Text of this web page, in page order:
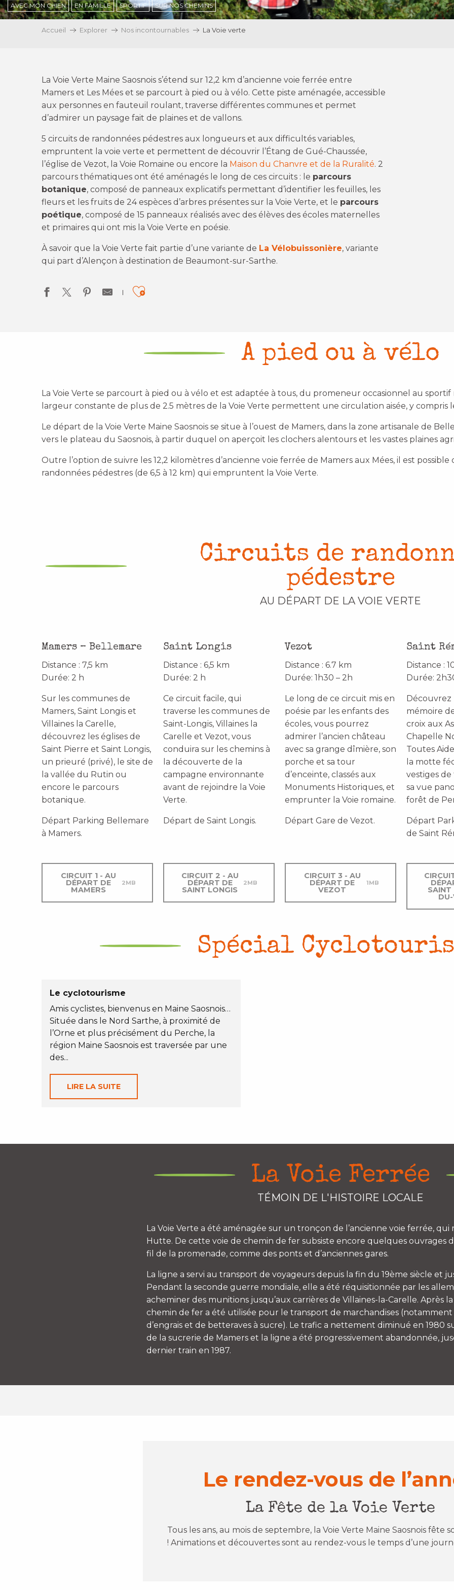
AVEC MON CHIEN EN FAMILLE SPORTIF SUR NOS CHEMINS
Accueil Explorer Nos incontournables La Voie verte
La Voie Verte Maine Saosnois s’étend sur 12,2 km d’ancienne voie ferrée entre
Mamers et Les Mées et se parcourt à pied ou à vélo. Cette piste aménagée, accessible
aux personnes en fauteuil roulant, traverse différentes communes et permet
d’admirer un paysage fait de plaines et de vallons.
5 circuits de randonnées pédestres aux longueurs et aux difficultés variables,
empruntent la voie verte et permettent de découvrir l’Étang de Gué-Chaussée,
l’église de Vezot, la Voie Romaine ou encore la Maison du Chanvre et de la Ruralité. 2
parcours thématiques ont été aménagés le long de ces circuits : le parcours
botanique, composé de panneaux explicatifs permettant d’identifier les feuilles, les
fleurs et les fruits de 24 espèces d’arbres présentes sur la Voie Verte, et le parcours
poétique, composé de 15 panneaux réalisés avec des élèves des écoles maternelles
et primaires qui ont mis la Voie Verte en poésie.
À savoir que la Voie Verte fait partie d’une variante de La Vélobuissonière, variante
qui part d’Alençon à destination de Beaumont-sur-Sarthe.
Ajouter aux favoris
A pied ou à vélo
La Voie Verte se parcourt à pied ou à vélo et est adaptée à tous, du promeneur occasionnel au
largeur constante de plus de 2.5 mètres de la Voie Verte permettent une circulation aisée, y compris
Le départ de la Voie Verte Maine Saosnois se situe à l’ouest de Mamers, dans la zone artisanale de
vers le plateau du Saosnois, à partir duquel on aperçoit les clochers alentours et les vastes plaines
Outre l’option de suivre les 12,2 kilomètres d’ancienne voie ferrée de Mamers aux Mées, il est
randonnées pédestres (de 6,5 à 12 km) qui empruntent la Voie Verte.
Circuits de
pédestre
AU DÉPART DE LA VOIE VERTE
Mamers – Bellemare
Distance : 7,5 km
Durée: 2 h
Sur les communes de
Mamers, Saint Longis et
Villaines la Carelle,
découvrez les églises de
Saint Pierre et Saint Longis,
un prieuré (privé), le site de
la vallée du Rutin ou
encore le parcours
botanique.
Départ Parking Bellemare
à Mamers.
Saint Longis
Distance : 6,5 km
Durée: 2 h
Ce circuit facile, qui
traverse les communes de
Saint-Longis, Villaines la
Carelle et Vezot, vous
conduira sur les chemins à
la découverte de la
campagne environnante
avant de rejoindre la Voie
Verte.
Départ de Saint Longis.
Vezot
Distance : 6.7 km
Durée: 1h30 – 2h
Le long de ce circuit mis en
poésie par les enfants des
écoles, vous pourrez
admirer l’ancien château
avec sa grange dîmière, son
porche et sa tour
d’enceinte, classés aux
Monuments Historiques, et
emprunter la Voie romaine.
Départ Gare de Vezot.
Saint
Distance :
Durée:
mémoire
croix aux
Chapelle
Toutes
la motte
vestiges
sa vue
forêt de
Départ
de Saint
CIRCUIT 1 - AU
DÉPART DE
MAMERS
2MB
CIRCUIT 2 - AU
DÉPART DE
SAINT LONGIS
2MB
CIRCUIT 3 - AU
DÉPART DE
VEZOT
1MB
SAINT
Spécial
Le cyclotourisme
Amis cyclistes, bienvenus en Maine Saosnois…
Située dans le Nord Sarthe, à proximité de
l’Orne et plus précisément du Perche, la
région Maine Saosnois est traversée par une
des...
LIRE LA SUITE
La Voie Ferrée
TÉMOIN DE L'HISTOIRE LOCALE
La Voie Verte a été aménagée sur un tronçon de l’ancienne voie ferrée, qui
Hutte. De cette voie de chemin de fer subsiste encore quelques ouvrages
fil de la promenade, comme des ponts et d’anciennes gares.
La ligne a servi au transport de voyageurs depuis la fin du 19ème siècle et
Pendant la seconde guerre mondiale, elle a été réquisitionnée par les
acheminer des munitions jusqu’aux carrières de Villaines-la-Carelle. Après
chemin de fer a été utilisée pour le transport de marchandises (notamment
d’engrais et de betteraves à sucre). Le trafic a nettement diminué en 1980
de la sucrerie de Mamers et la ligne a été progressivement abandonnée,
dernier train en 1987.
Le rendez-vous de
La Fête de la Voie Verte
Tous les ans, au mois de septembre, la Voie Verte Maine Saosnois fête
! Animations et découvertes sont au rendez-vous le temps d’une